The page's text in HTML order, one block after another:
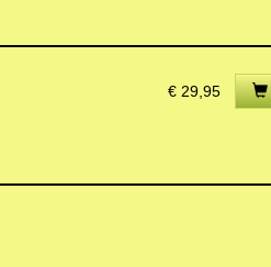
€ 29,95